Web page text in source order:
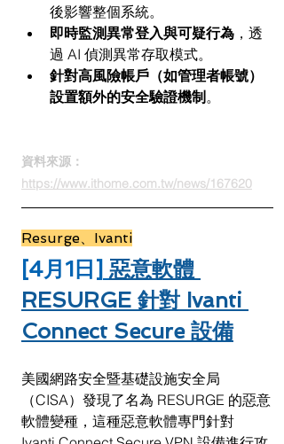
後影響整個系統。
即時監測異常登入與可疑行為 ，透
過 AI 偵測異常存取模式。
針對高風險帳戶（如管理者帳號）
設置額外的安全驗證機制 。
資料來源：
https://www.ithome.com.tw/news/167620
Resurge、Ivanti
[4月1日] 惡意軟體
RESURGE 針對 Ivanti
Connect Secure 設備
美國網路安全暨基礎設施安全局
（CISA）發現了名為 RESURGE 的惡意
軟體變種，這種惡意軟體專門針對